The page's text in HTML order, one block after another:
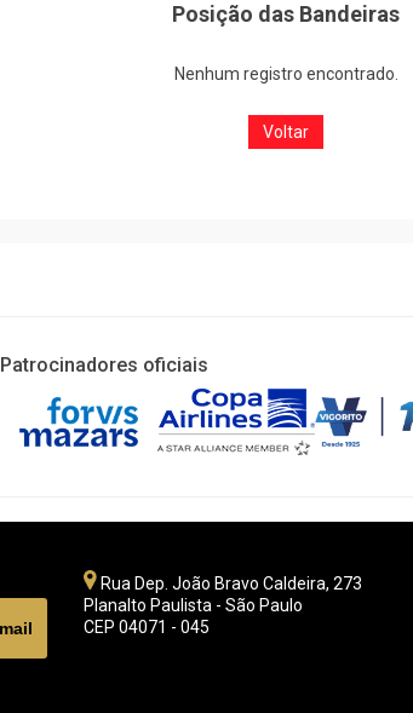
Posição das Bandeiras
Nenhum registro encontrado.
Voltar
Patrocinadores oficiais
Rua Dep. João Bravo Caldeira, 273
Planalto Paulista - São Paulo
CEP 04071 - 045